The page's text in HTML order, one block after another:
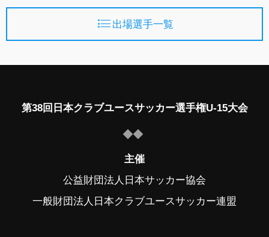
出場選手一覧
第38回日本クラブユースサッカー選手権U-15大会
主催
公益財団法人日本サッカー協会
一般財団法人日本クラブユースサッカー連盟